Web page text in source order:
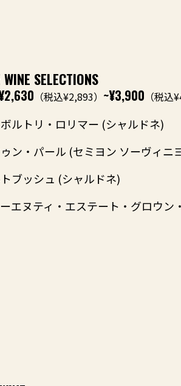
SELECTIONS
（税込¥2,893） ~¥3,900 （税込
ルトリ・ロリマー (シャルドネ)
ン・パール (セミヨン ソーヴィニ
ブッシュ (シャルドネ)
エヌティ・エステート・グロウン